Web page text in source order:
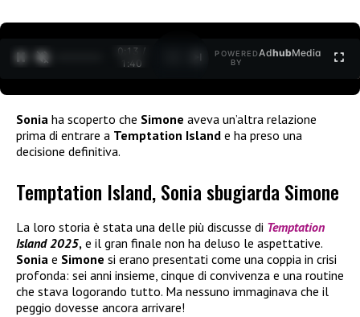
0:15 /
1:40
POWERED
BY
AdhubMedia
Sonia ha scoperto che Simone aveva un’altra relazione
prima di entrare a Temptation Island e ha preso una
decisione definitiva.
Temptation Island, Sonia sbugiarda Simone
La loro storia è stata una delle più discusse di Temptation
Island 2025, e il gran finale non ha deluso le aspettative.
Sonia e Simone si erano presentati come una coppia in crisi
profonda: sei anni insieme, cinque di convivenza e una routine
che stava logorando tutto. Ma nessuno immaginava che il
peggio dovesse ancora arrivare!